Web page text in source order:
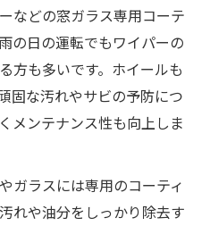
などの窓ガラス専用コーテ
の日の運転でもワイパーの
方も多いです。ホイールも
固な汚れやサビの予防につ
メンテナンス性も向上しま
ガラスには専用のコーティ
れや油分をしっかり除去す